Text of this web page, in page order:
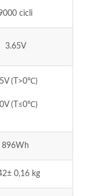
cicli
3.65V
(T>0℃)
(T≤0℃)
896Wh
0,16 kg